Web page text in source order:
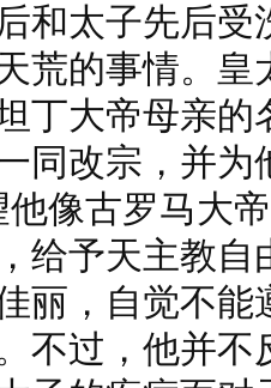
和太子先后受
荒的事情。皇
丁大帝母亲的
同改宗，并为
像古罗马大
给予天主教
丽，自觉不能
不过，他并不